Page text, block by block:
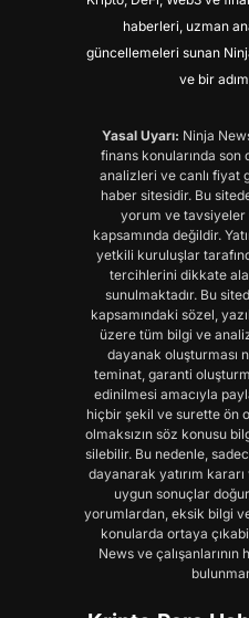
haberleri, uzman
güncellemeleri sunan
ve bir
Yasal Uyarı: Ninja
finans konularında
analizleri ve canlı fiyat
haber sitesidir. Bu
yorum ve tavsiyeler
kapsamında değildir.
yetkili kuruluşlar
tercihlerini dikkate
sunulmaktadır. Bu
kapsamındaki sözel,
üzere tüm bilgi ve
dayanak oluşturması
teminat, garanti
edinilmesi amacıyla
hiçbir şekil ve surette ön
olmaksızın söz konusu
silebilir. Bu nedenle,
dayanarak yatırım
uygun sonuçlar
yorumlardan, eksik bilgi
konularda ortaya
News ve